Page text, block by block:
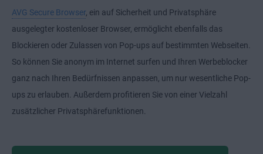
AVG Secure Browser, ein auf Sicherheit und Privatsphäre
ausgelegter kostenloser Browser, ermöglicht ebenfalls das
Blockieren oder Zulassen von Pop-ups auf bestimmten Webseiten.
So können Sie anonym im Internet surfen und Ihren Werbeblocker
ganz nach Ihren Bedürfnissen anpassen, um nur wesentliche Pop-
ups zu erlauben. Außerdem profitieren Sie von einer Vielzahl
zusätzlicher Privatsphärefunktionen.